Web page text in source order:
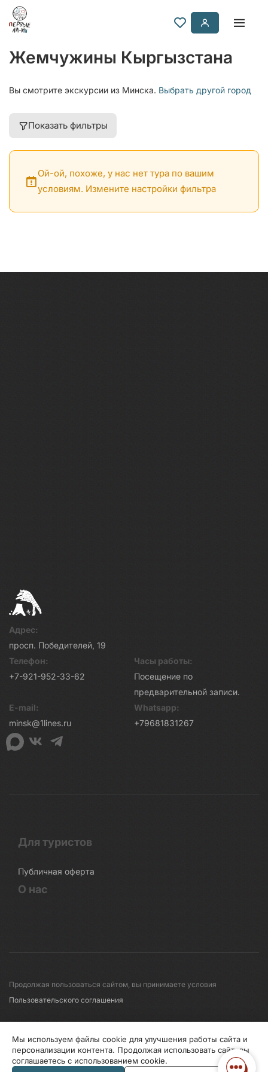
Жемчужины Кыргызстана
Вы смотрите экскурсии из Минска. Выбрать другой город
Показать фильтры
Ой-ой, похоже, у нас нет тура по вашим
условиям. Измените настройки фильтра
Адрес:
просп. Победителей, 19
Телефон:
+7-921-952-33-62
Часы работы:
Посещение по
предварительной записи.
E-mail:
minsk@1lines.ru
Whatsapp:
+79681831267
Для туристов
Публичная оферта
О нас
Продолжая пользоваться сайтом, вы принимаете условия
Пользовательского соглашения
© 2008-2026 Первые линии
Информация по исп. cookies Правила обработки перс.данных
Мы используем файлы cookie для улучшения работы сайта и
персонализации контента. Продолжая использовать сайт, вы
соглашаетесь с использованием cookie.